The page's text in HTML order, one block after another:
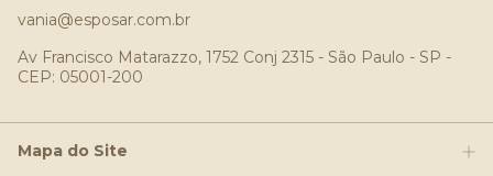
vania@esposar.com.br
Av Francisco Matarazzo, 1752 Conj 2315 - São Paulo - SP -
CEP: 05001-200
Mapa do Site